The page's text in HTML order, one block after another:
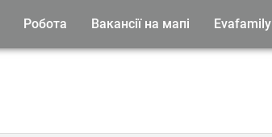
Робота Вакансії на мапі Evafamily